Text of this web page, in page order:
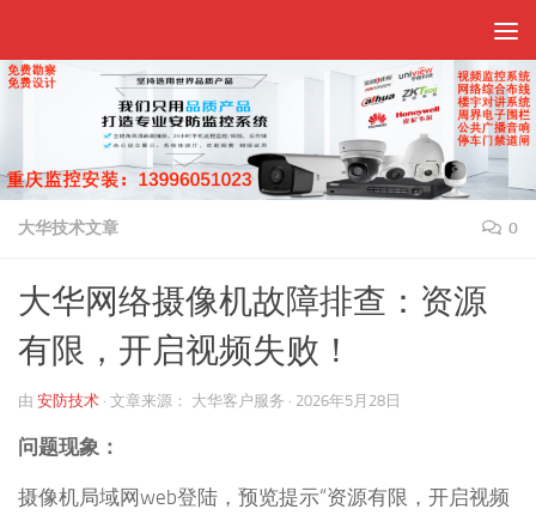
大华技术文章 0
大华网络摄像机故障排查：资源
有限，开启视频失败！
由 安防技术 · 文章来源： 大华客户服务 · 2026年5月28日
问题现象：
摄像机局域网web登陆，预览提示“资源有限，开启视频